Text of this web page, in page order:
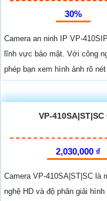
30%
Camera an ninh IP VP-
lĩnh vực bảo mật. Với công
phép bạn xem hình ảnh rõ
VP-
2,030,000 ₫
Camera VP-410SA|ST|SC
nghệ HD và độ phân giải